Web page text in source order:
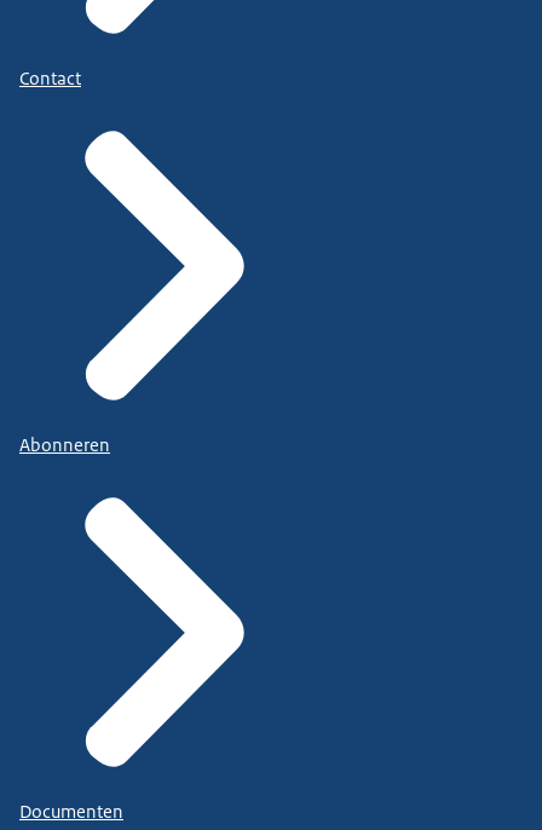
Contact
Abonneren
Documenten